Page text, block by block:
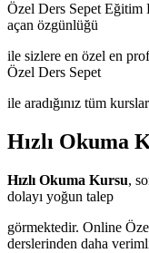
Özel Ders Sepet Eğitim
açan özgünlüğü
ile sizlere en özel en
Özel Ders Sepet
ile aradığınız tüm
Hızlı Okuma
Hızlı Okuma Kursu,
dolayı yoğun talep
görmektedir. Online
derslerinden daha